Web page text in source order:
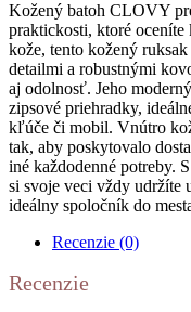
Kožený batoh CLOVY
praktickosti, ktoré
kože, tento kožený
detailmi a robustnými
aj odolnosť. Jeho
zipsové priehradky,
kľúče či mobil. Vnútro
tak, aby poskytovalo
iné každodenné potreby.
si svoje veci vždy udržíte
ideálny spoločník do
Recenzie (0)
Recenzie